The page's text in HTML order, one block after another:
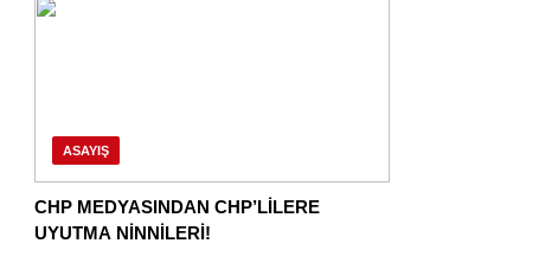
ASAYIŞ
CHP MEDYASINDAN CHP’LİLERE
UYUTMA NİNNİLERİ!